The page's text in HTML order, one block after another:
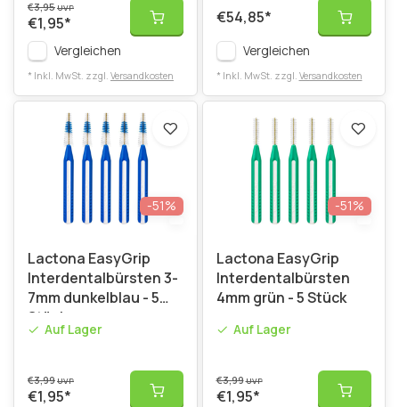
€3,95UVP
€1,95*
Vergleichen
* Inkl. MwSt. zzgl. Versandkosten
€54,85*
Vergleichen
* Inkl. MwSt. zzgl. Versandkosten
-51%
Lactona EasyGrip
Interdentalbürsten 3-
7mm dunkelblau - 5
Stück
Auf Lager
€3,99UVP
€1,95*
-51%
Lactona EasyGrip
Interdentalbürsten
4mm grün - 5 Stück
Auf Lager
€3,99UVP
€1,95*